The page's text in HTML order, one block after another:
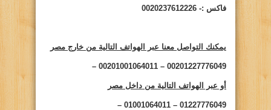
فاكس :- 0020237612226
يمكنك التواصل معنا عبر الهواتف التالية من خارج مصر
00201227776049 – 00201001064011 –
أو عبر الهواتف التالية من داخل مصر
01227776049 – 01001064011 –